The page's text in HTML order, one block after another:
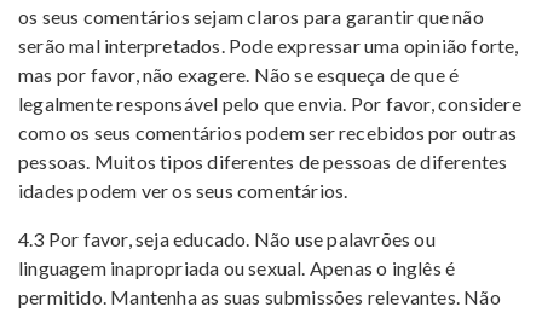
os seus comentários sejam claros para garantir que não
serão mal interpretados. Pode expressar uma opinião forte,
mas por favor, não exagere. Não se esqueça de que é
legalmente responsável pelo que envia. Por favor, considere
como os seus comentários podem ser recebidos por outras
pessoas. Muitos tipos diferentes de pessoas de diferentes
idades podem ver os seus comentários.
4.3 Por favor, seja educado. Não use palavrões ou
linguagem inapropriada ou sexual. Apenas o inglês é
permitido. Mantenha as suas submissões relevantes. Não